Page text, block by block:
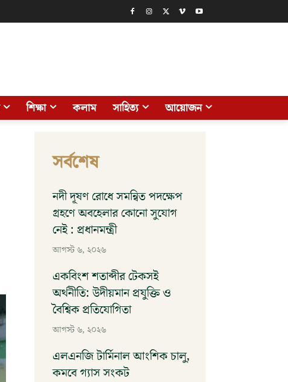
শিক্ষা কলাম সাহিত্য আয়োজন
সর্বশেষ
নদী দূষণ রোধে সমন্বিত পদক্ষেপ
গ্রহণে অবহেলার কোনো সুযোগ
নেই : প্রধানমন্ত্রী
আগস্ট ৬, ২০২৬
একবিংশ শতাব্দীর টেকসই
অর্থনীতি: উদীয়মান প্রযুক্তি ও
বৈশ্বিক প্রতিযোগিতা
আগস্ট ৬, ২০২৬
এলএনজি টার্মিনাল আংশিক চালু,
কমবে গ্যাস সংকট